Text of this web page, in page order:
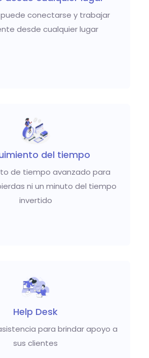
conectarse y trabajar
desde cualquier lugar
del tiempo
de tiempo avanzado para
ni un minuto del tiempo
invertido
Help Desk
para brindar apoyo a
sus clientes